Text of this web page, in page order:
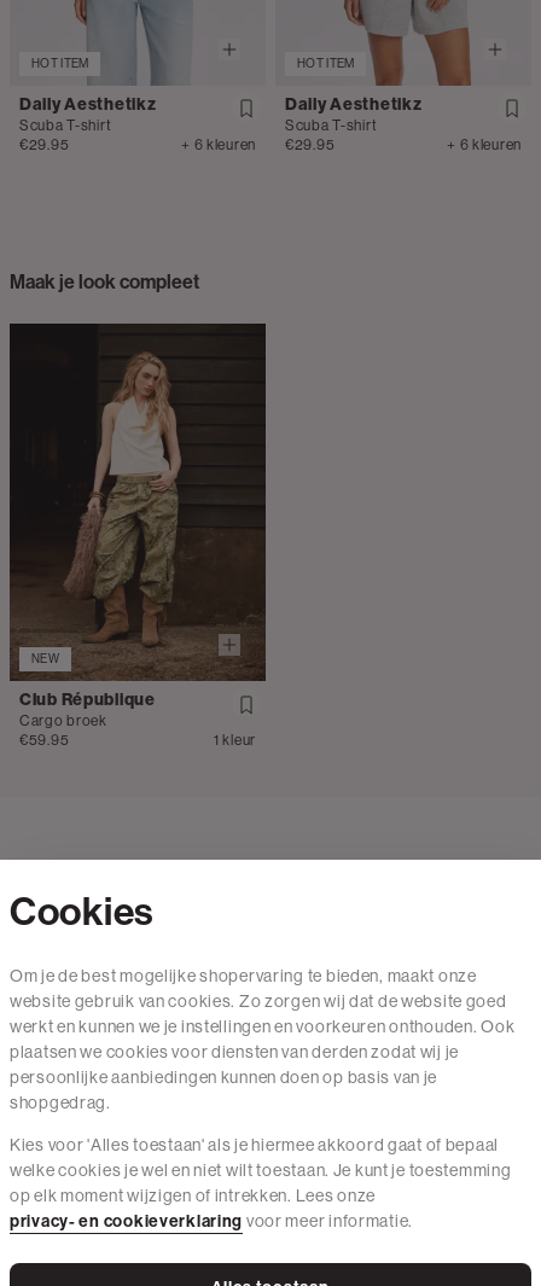
HOT ITEM
Daily Aesthetikz
Scuba T-shirt
€29.95
+ 6 kleuren
HOT ITEM
Daily Aesthetikz
Scuba T-shirt
€29.95
+ 6 kleuren
Maak je look compleet
NEW
Club République
Cargo broek
€59.95
1 kleur
Mail ons
020 - 3412 650
Van maandag t/m vrijdag van 8.30 uur tot 18.00 uur.
Service
Wij zijn The Sting
Cookies
Om je de best mogelijke shopervaring te bieden, maakt onze
website gebruik van cookies. Zo zorgen wij dat de website goed
werkt en kunnen we je instellingen en voorkeuren onthouden. Ook
plaatsen we cookies voor diensten van derden zodat wij je
persoonlijke aanbiedingen kunnen doen op basis van je
shopgedrag.
Kies voor 'Alles toestaan' als je hiermee akkoord gaat of bepaal
welke cookies je wel en niet wilt toestaan. Je kunt je toestemming
op elk moment wijzigen of intrekken. Lees onze
privacy- en cookieverklaring voor meer informatie.